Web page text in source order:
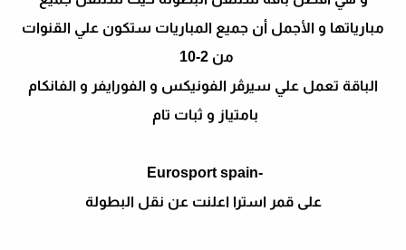
مبارياتها و الأجمل أن جميع المباريات ستكون علي القنوات
من 2-10
الباقة تعمل علي سيرڤر الفونيكس و الفورايفر و الفانكام
بامتياز و ثبات تام
-Eurosport spain
على قمر استرا اعلنت عن نقل البطولة